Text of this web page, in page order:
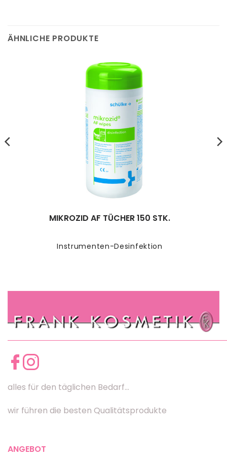
ÄHNLICHE PRODUKTE
Instrumenten-Desinfektion
MIKROZID AF TÜCHER 150 STK.
alles für den täglichen Bedarf...
wir führen die besten Qualitätsprodukte
ANGEBOT